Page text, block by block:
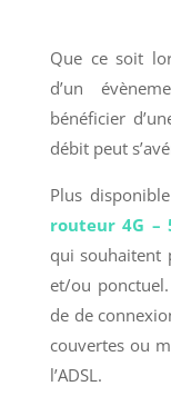
Que ce soit
d’un
bénéficier
débit peut
Plus
routeur 4G –
qui souhaitent
et/ou
de de
couvertes ou
l’ADSL.